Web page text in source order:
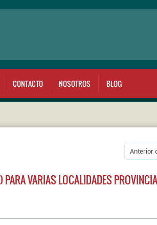
CONTACTO NOSOTROS BLOG
VARIAS LOCALIDADES PROVINCIA